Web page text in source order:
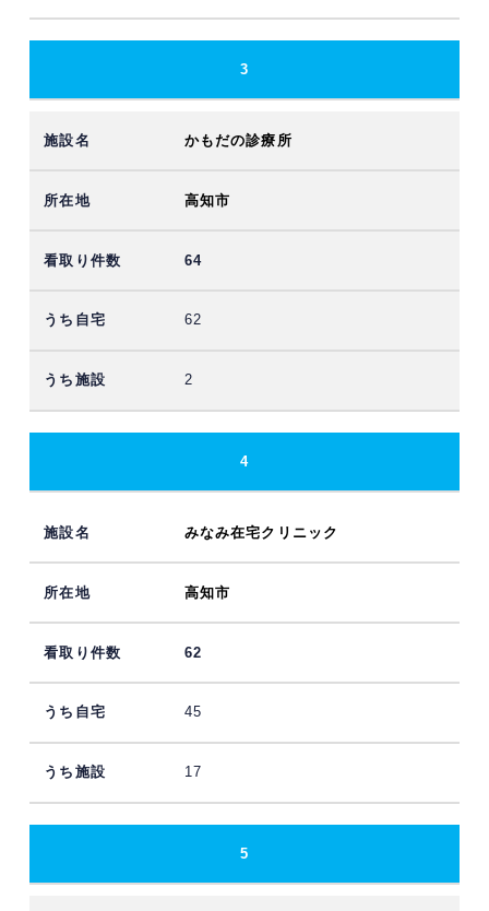
3
かもだの診療所
高知市
64
62
2
4
みなみ在宅クリニック
高知市
62
45
17
5